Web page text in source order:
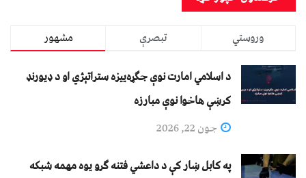
مشهور تبصرې
وروستي
د اسلامي امارت نوې جګړه‌ییزه ستراتېژي او د ډیورنډ
کرښې هاخوا نوې مبارزه
جون 22, 2026
په کابل ښار کې د داعشي فتنه ګرو يوه مهمه شبکه